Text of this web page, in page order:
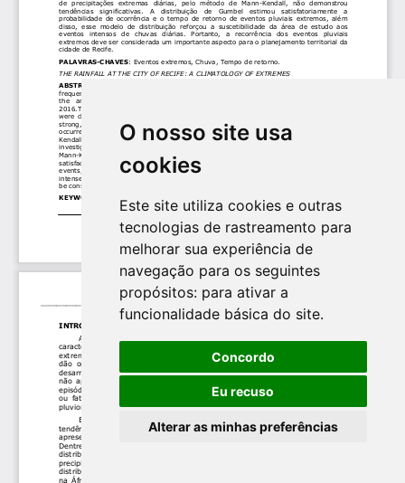
O nosso site usa
cookies
Este site utiliza cookies e outras
tecnologias de rastreamento para
melhorar sua experiência de
navegação para os seguintes
propósitos: para ativar a
funcionalidade básica do site.
Concordo
Eu recuso
Alterar as minhas preferências